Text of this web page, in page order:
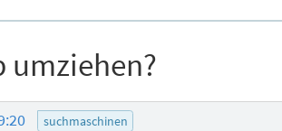
umziehen?
suchmaschinen